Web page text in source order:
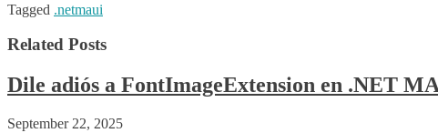
Tagged .netmaui
Related Posts
Dile adiós a FontImageExtension en .NET
September 22, 2025